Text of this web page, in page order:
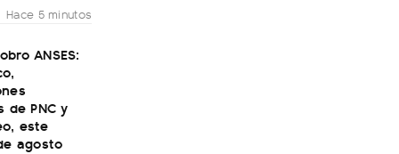
Hace 5 minutos
ANSES:
de PNC y
este
agosto